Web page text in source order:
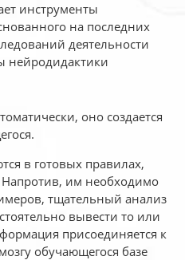
инструменты
на последних
деятельности
нейродидактики
оно создается
в готовых правилах,
им необходимо
тщательный анализ
вывести то или
присоединяется к
обучающегося базе